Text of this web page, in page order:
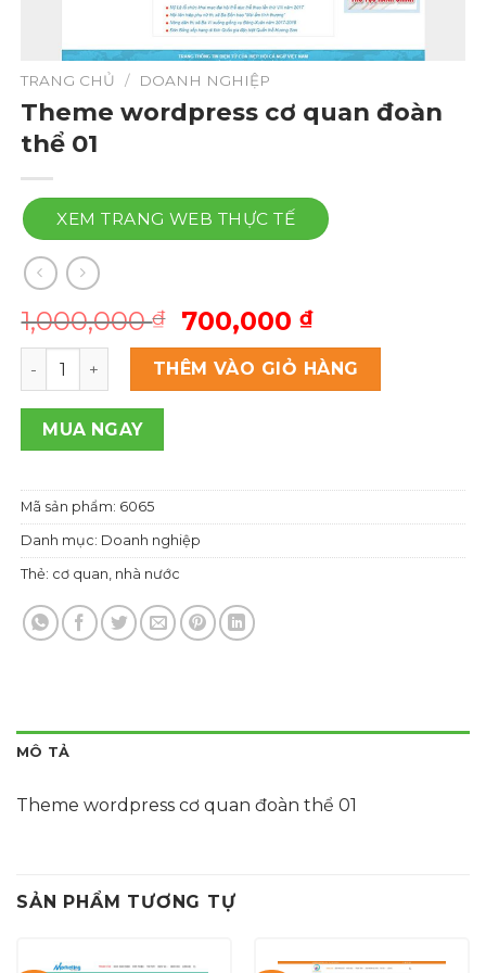
TRANG CHỦ / DOANH NGHIỆP
Theme wordpress cơ quan đoàn
thể 01
XEM TRANG WEB THỰC TẾ
1,000,000₫
Giá
gốc
là:
1,000,000 ₫.
700,000 ₫Giá
hiện
tại
là:
Theme wordpress cơ quan đoàn thể 01 số lượng
THÊM VÀO GIỎ HÀNG
MUA NGAY
Mã sản phẩm: 6065
Danh mục: Doanh nghiệp
Thẻ: cơ quan, nhà nước
MÔ TẢ
Theme wordpress cơ quan đoàn thể 01
SẢN PHẨM TƯƠNG TỰ